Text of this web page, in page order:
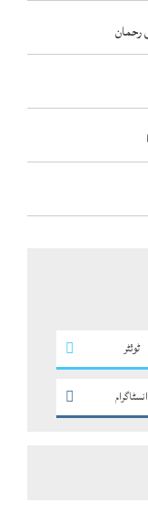
رحمان
ٹوئٹر
انسٹاگرام